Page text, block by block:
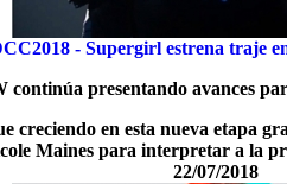
- Supergirl estrena traje
continúa presentando avances
creciendo en esta nueva etapa
Maines para interpretar a la
22/07/2018